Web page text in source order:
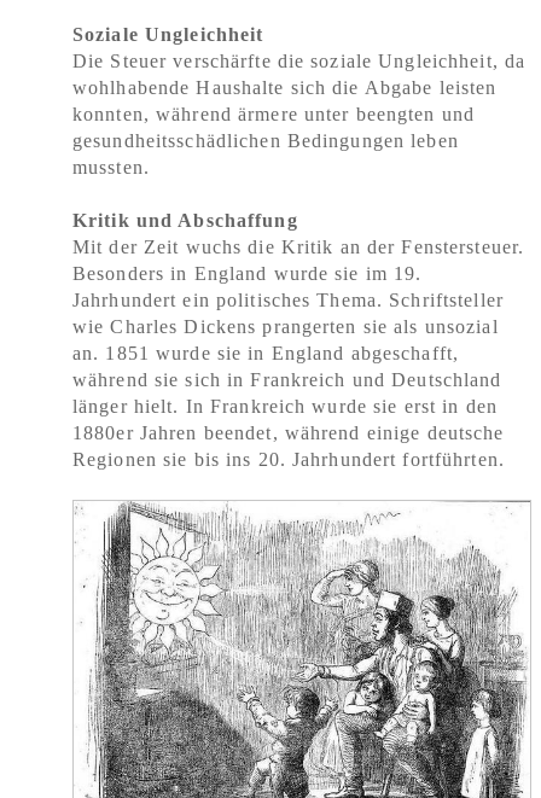
Soziale Ungleichheit
Die Steuer verschärfte die soziale Ungleichheit, da
wohlhabende Haushalte sich die Abgabe leisten
konnten, während ärmere unter beengten und
gesundheitsschädlichen Bedingungen leben
mussten.
Kritik und Abschaffung
Mit der Zeit wuchs die Kritik an der Fenstersteuer.
Besonders in England wurde sie im 19.
Jahrhundert ein politisches Thema. Schriftsteller
wie Charles Dickens prangerten sie als unsozial
an. 1851 wurde sie in England abgeschafft,
während sie sich in Frankreich und Deutschland
länger hielt. In Frankreich wurde sie erst in den
1880er Jahren beendet, während einige deutsche
Regionen sie bis ins 20. Jahrhundert fortführten.